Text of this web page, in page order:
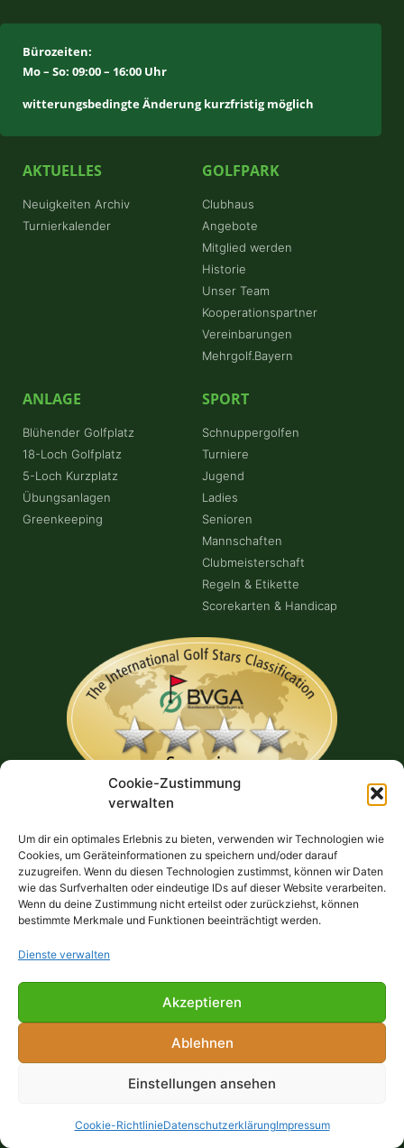
Cookie-Zustimmung
verwalten
Um dir ein optimales Erlebnis zu bieten, verwenden wir Technologien wie
Cookies, um Geräteinformationen zu speichern und/oder darauf
zuzugreifen. Wenn du diesen Technologien zustimmst, können wir Daten
wie das Surfverhalten oder eindeutige IDs auf dieser Website verarbeiten.
Wenn du deine Zustimmung nicht erteilst oder zurückziehst, können
bestimmte Merkmale und Funktionen beeinträchtigt werden.
Dienste verwalten
Akzeptieren
Ablehnen
Einstellungen ansehen
Cookie-RichtlinieDatenschutzerklärungImpressum
Bürozeiten:
Mo – So: 09:00 – 16:00 Uhr
witterungsbedingte Änderung kurzfristig möglich
AKTUELLES
Neuigkeiten Archiv
Turnierkalender
GOLFPARK
Clubhaus
Angebote
Mitglied werden
Historie
Unser Team
Kooperationspartner
Vereinbarungen
Mehrgolf.Bayern
ANLAGE
Blühender Golfplatz
18-Loch Golfplatz
5-Loch Kurzplatz
Übungsanlagen
Greenkeeping
SPORT
Schnuppergolfen
Turniere
Jugend
Ladies
Senioren
Mannschaften
Clubmeisterschaft
Regeln & Etikette
Scorekarten & Handicap
GOLF AKADEMIE
Pro German Göpel
Unterricht & Preise
Schnuppergolfen
Trainerstunde buchen
RESTAURANT
Bella Vista Restaurante GmbH
© GolfPark Gerolsbach 2024